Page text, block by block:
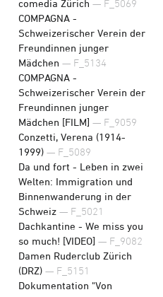
comedia Zürich — F_5069
COMPAGNA -
Schweizerischer Verein der
Freundinnen junger
Mädchen — F_5134
COMPAGNA -
Schweizerischer Verein der
Freundinnen junger
Mädchen [FILM] — F_9059
Conzetti, Verena (1914-
1999) — F_5089
Da und fort - Leben in zwei
Welten: Immigration und
Binnenwanderung in der
Schweiz — F_5021
Dachkantine - We miss you
so much! [VIDEO] — F_9082
Damen Ruderclub Zürich
(DRZ) — F_5151
Dokumentation "Von